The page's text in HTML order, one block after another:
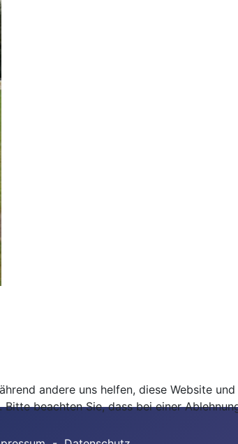
andere uns helfen, diese Website
beachten Sie, dass bei einer